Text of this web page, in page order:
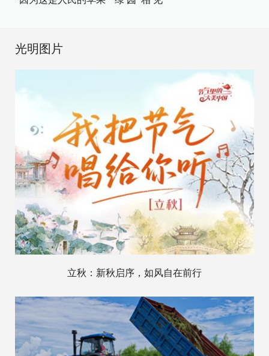
光明图片
立秋：新秋启序，如风自在前行